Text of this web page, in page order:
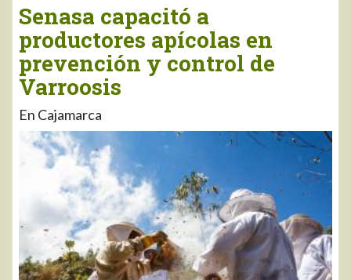
Senasa capacitó a
productores apícolas en
prevención y control de
Varroosis
En Cajamarca